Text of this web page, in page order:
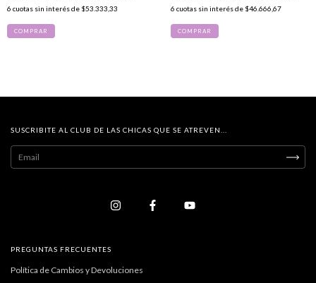
6 cuotas sin interés de $53.333,33
COMPRAR
6 cuotas sin interés de $46.666,67
COMPRAR
SUSCRIBITE AL CLUB DE LAS CHICAS QUE SE ATREVEN...
PREGUNTAS FRECUENTES
Política de Cambios y Devoluciones